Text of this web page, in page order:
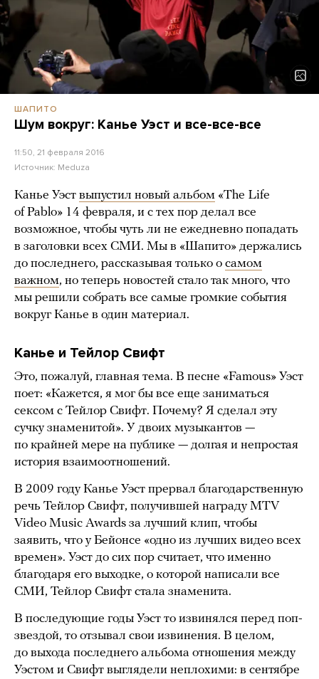
ШАПИТО
Шум вокруг: Канье Уэст и все-все-все
11:50, 21 февраля 2016
Источник: Meduza
Канье Уэст выпустил новый альбом «The Life
of Pablo» 14 февраля, и с тех пор делал все
возможное, чтобы чуть ли не ежедневно попадать
в заголовки всех СМИ. Мы в «Шапито» держались
до последнего, рассказывая только о самом
важном, но теперь новостей стало так много, что
мы решили собрать все самые громкие события
вокруг Канье в один материал.
Канье и Тейлор Свифт
Это, пожалуй, главная тема. В песне «Famous» Уэст
поет: «Кажется, я мог бы все еще заниматься
сексом с Тейлор Свифт. Почему? Я сделал эту
сучку знаменитой». У двоих музыкантов —
по крайней мере на публике — долгая и непростая
история взаимоотношений.
В 2009 году Канье Уэст прервал благодарственную
речь Тейлор Свифт, получившей награду MTV
Video Music Awards за лучший клип, чтобы
заявить, что у Бейонсе «одно из лучших видео всех
времен». Уэст до сих пор считает, что именно
благодаря его выходке, о которой написали все
СМИ, Тейлор Свифт стала знаменита.
В последующие годы Уэст то извинялся перед поп-
звездой, то отзывал свои извинения. В целом,
до выхода последнего альбома отношения между
Уэстом и Свифт выглядели неплохими: в сентябре